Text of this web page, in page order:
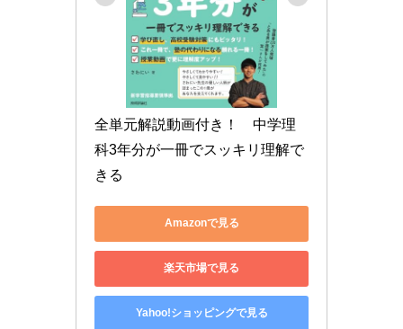
全単元解説動画付き！　中学理
科3年分が一冊でスッキリ理解で
きる
Amazonで見る
楽天市場で見る
Yahoo!ショッピングで見る